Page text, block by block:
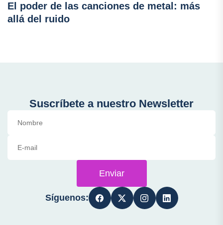
El poder de las canciones de metal: más
allá del ruido
Suscríbete a nuestro Newsletter
Enviar
Síguenos: